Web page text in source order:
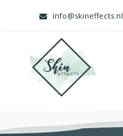
info@skineffects.nl